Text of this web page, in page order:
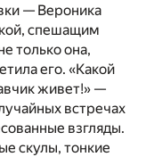
— Вероника
спешащим
только она,
его. «Какой
живет!» —
встречах
взгляды.
скулы, тонкие